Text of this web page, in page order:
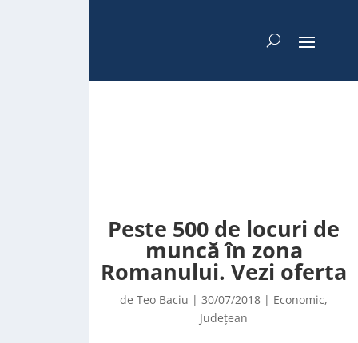
Peste 500 de locuri de
muncă în zona
Romanului. Vezi oferta
de Teo Baciu | 30/07/2018 | Economic,
Județean